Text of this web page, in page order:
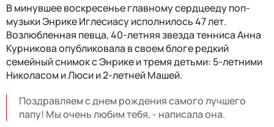
В минувшее воскресенье главному сердцееду поп-
музыки Энрике Иглесиасу исполнилось 47 лет.
Возлюбленная певца, 40-летняя звезда тенниса Анна
Курникова опубликовала в своем блоге редкий
семейный снимок с Энрике и тремя детьми: 5-летними
Николасом и Люси и 2-летней Машей.
Поздравляем с днем рождения самого лучшего
папу! Мы очень любим тебя, - написала она.